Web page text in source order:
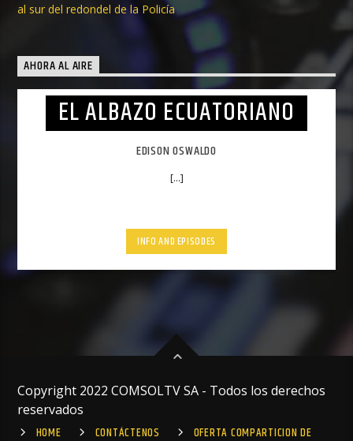
al sur del redondel de la Policía
AHORA AL AIRE
EL ALBAZO ECUATORIANO
EDISON OSWALDO
[...]
INFO AND EPISODES
Copyright 2022 COMSOLTV SA - Todos los derechos
reservados
HOME
CONTÁCTENOS
OFERTA COMPARTICION DE